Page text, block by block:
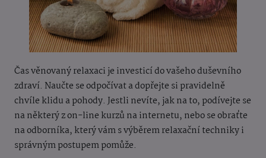
Čas věnovaný relaxaci je investicí do vašeho duševního
zdraví. Naučte se odpočívat a dopřejte si pravidelně
chvíle klidu a pohody. Jestli nevíte, jak na to, podívejte se
na některý z on-line kurzů na internetu, nebo se obraťte
na odborníka, který vám s výběrem relaxační techniky i
správným postupem pomůže.